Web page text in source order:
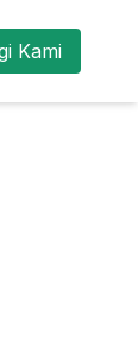
Kami